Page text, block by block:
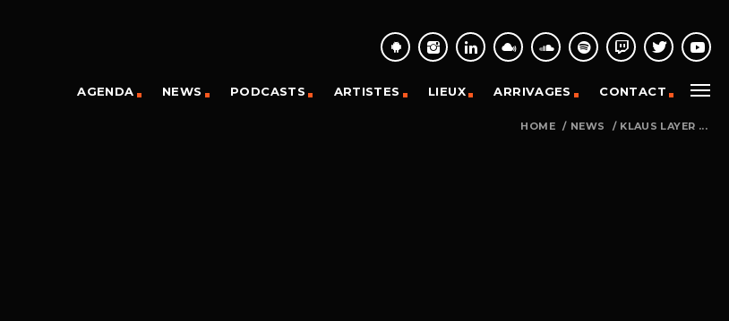
AGENDA NEWS PODCASTS ARTISTES LIEUX ARRIVAGES CONTACT
HOME / NEWS / KLAUS LAYER ...